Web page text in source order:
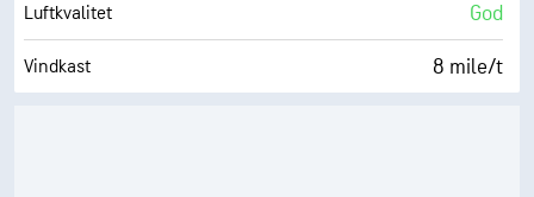
Luftkvalitet God
Vindkast 8 mile/t